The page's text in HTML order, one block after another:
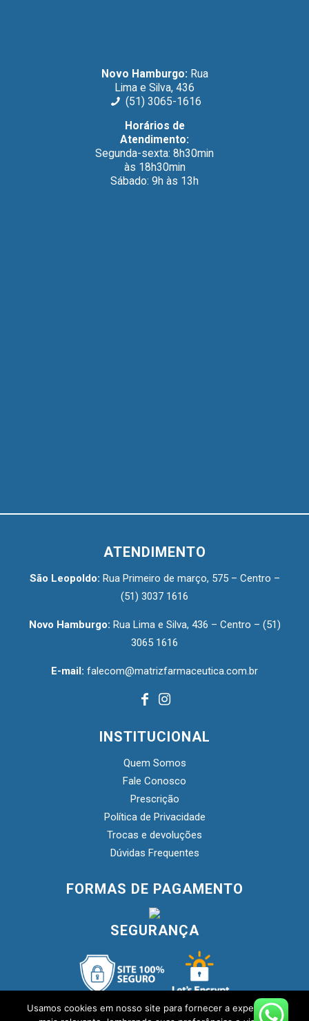
Novo Hamburgo: Rua
Lima e Silva, 436
(51) 3065-1616
Horários de
Atendimento:
Segunda-sexta: 8h30min
às 18h30min
Sábado: 9h às 13h
ATENDIMENTO
São Leopoldo: Rua Primeiro de março, 575 – Centro –
(51) 3037 1616
Novo Hamburgo: Rua Lima e Silva, 436 – Centro – (51)
3065 1616
E-mail: falecom@matrizfarmaceutica.com.br
INSTITUCIONAL
Quem Somos
Fale Conosco
Prescrição
Política de Privacidade
Trocas e devoluções
Dúvidas Frequentes
FORMAS DE PAGAMENTO
SEGURANÇA
Usamos cookies em nosso site para fornecer a experiência